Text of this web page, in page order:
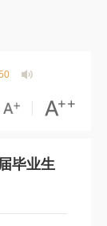
毕业生